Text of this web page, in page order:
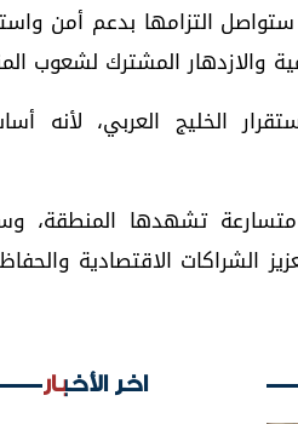
التزامها بدعم أمن
والازدهار المشترك لشعوب
الخليج العربي، لأنه
تشهدها المنطقة،
الشراكات الاقتصادية
اخر الأخبار